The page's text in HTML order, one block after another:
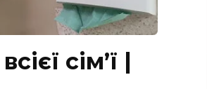
сім’ї |